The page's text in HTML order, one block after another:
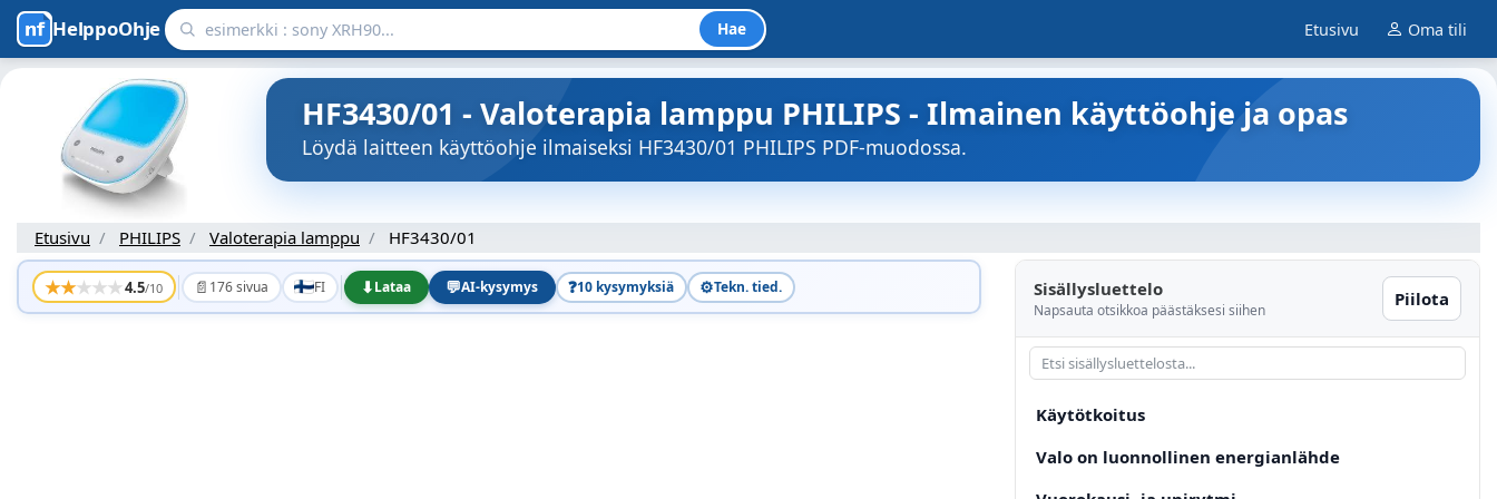
HelppoOhje Hae Etusivu Oma tili
HF3430/01 - Valoterapia lamppu PHILIPS - Ilmainen käyttöohje ja opas
Löydä laitteen käyttöohje ilmaiseksi HF3430/01 PHILIPS PDF-muodossa.
Etusivu PHILIPS Valoterapia lamppu HF3430/01
★★★★★4.5/10 📄 176 sivua FI ⬇Lataa 💬AI-kysymys ❓10 kysymyksiä ⚙️Tekn. tied. Sisällysluettelo
Napsauta otsikkoa päästäksesi siihen
Piilota
Käytötkoitus
Valo on luonnollinen energianlähde